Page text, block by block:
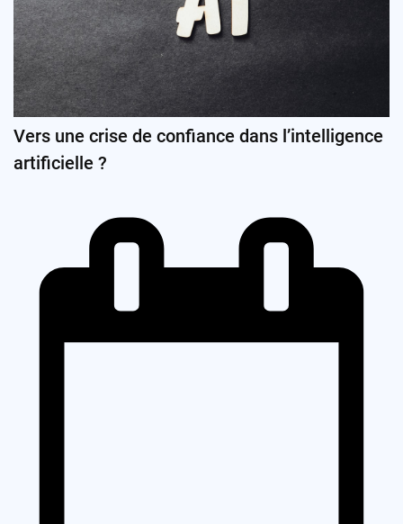
Vers une crise de confiance dans l’intelligence
artificielle ?